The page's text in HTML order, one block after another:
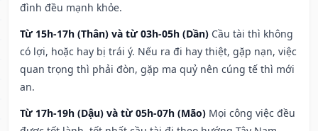
đình đều mạnh khỏe.
Từ 15h-17h (Thân) và từ 03h-05h (Dần) Cầu tài thì không
có lợi, hoặc hay bị trái ý. Nếu ra đi hay thiệt, gặp nạn, việc
quan trọng thì phải đòn, gặp ma quỷ nên cúng tế thì mới
an.
Từ 17h-19h (Dậu) và từ 05h-07h (Mão) Mọi công việc đều